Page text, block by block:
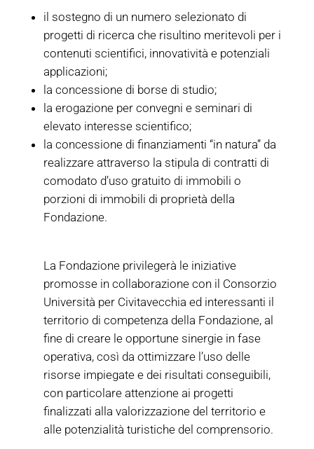
il sostegno di un numero selezionato di
progetti di ricerca che risultino meritevoli per i
contenuti scientifici, innovatività e potenziali
applicazioni;
la concessione di borse di studio;
la erogazione per convegni e seminari di
elevato interesse scientifico;
la concessione di finanziamenti “in natura” da
realizzare attraverso la stipula di contratti di
comodato d’uso gratuito di immobili o
porzioni di immobili di proprietà della
Fondazione.
La Fondazione privilegerà le iniziative
promosse in collaborazione con il Consorzio
Università per Civitavecchia ed interessanti il
territorio di competenza della Fondazione, al
fine di creare le opportune sinergie in fase
operativa, così da ottimizzare l’uso delle
risorse impiegate e dei risultati conseguibili,
con particolare attenzione ai progetti
finalizzati alla valorizzazione del territorio e
alle potenzialità turistiche del comprensorio.